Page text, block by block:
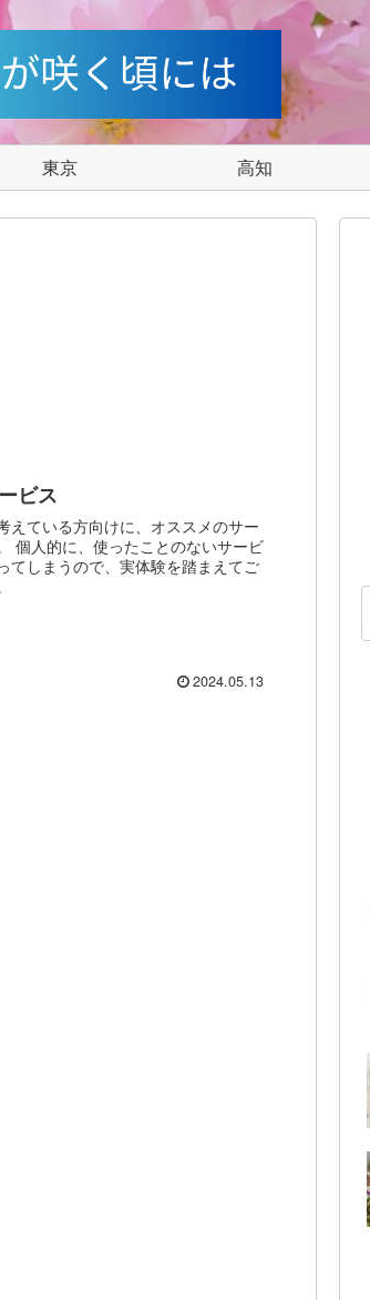
東京 高知
ビス
えている方向けに、オススメのサー
個人的に、使ったことのないサービ
てしまうので、実体験を踏まえてご
2024.05.13